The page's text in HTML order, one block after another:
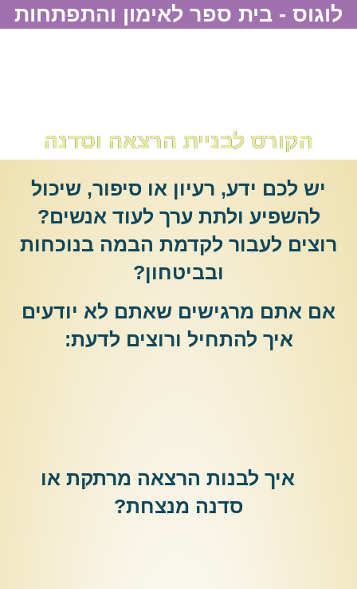
לוגוס - בית ספר לאימון והתפתחות
הקורס לבניית הרצאה וסדנה
יש לכם ידע, רעיון או סיפור, שיכול
להשפיע ולתת ערך לעוד אנשים?
רוצים לעבור לקדמת הבמה בנוכחות
ובביטחון?
אם אתם מרגישים שאתם לא יודעים
איך להתחיל ורוצים לדעת:
איך לבנות הרצאה מרתקת או
סדנה מנצחת?